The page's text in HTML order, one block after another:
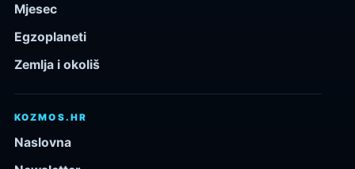
Mjesec
Egzoplaneti
Zemlja i okoliš
KOZMOS.HR
Naslovna